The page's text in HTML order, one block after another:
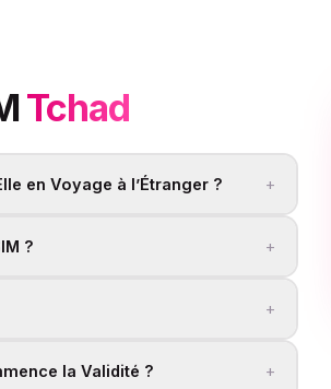
Tchad
en Voyage à l’Étranger ? +
? +
+
la Validité ? +